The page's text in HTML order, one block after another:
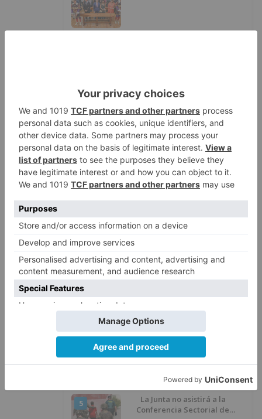
LO ÚLTIMO
1
Felix Gall ganador de la Vuelta a
Burgos 2026
2
jugador Raúl Lobaco
3
Esperar al autobús en el HUBU es
La provincia de Burgos celebra
el día de su patrón
5
La Junta no asistirá a la
Conferencia Sectorial de